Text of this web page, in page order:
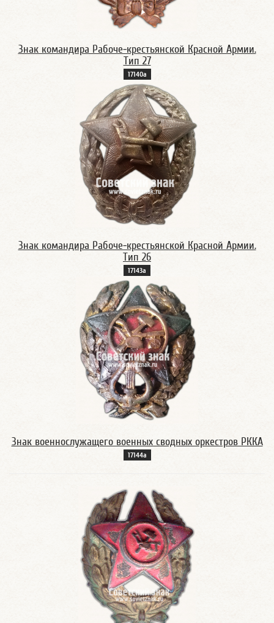
Знак командира Рабоче-крестьянской Красной Армии.
Тип 27
17140а
Знак командира Рабоче-крестьянской Красной Армии.
Тип 26
17143а
Знак военнослужащего военных сводных оркестров РККА
17144а